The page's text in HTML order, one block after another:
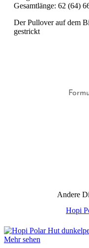
Gesamtlänge: 62 (64)
Der Pullover auf dem
gestrickt
Andere
Hopi
Mehr sehen